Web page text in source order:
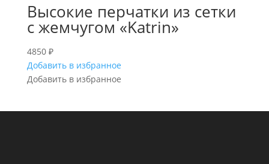
Высокие перчатки из сетки
с жемчугом «Katrin»
4850 ₽
Добавить в избранное
Добавить в избранное